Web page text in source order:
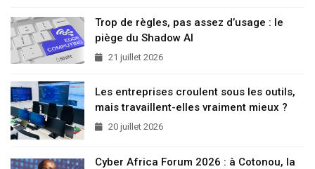
Trop de règles, pas assez d’usage : le
piège du Shadow AI
21 juillet 2026
Les entreprises croulent sous les outils,
mais travaillent-elles vraiment mieux ?
20 juillet 2026
Cyber Africa Forum 2026 : à Cotonou, la